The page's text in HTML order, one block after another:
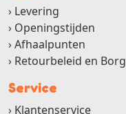
Levering
Openingstijden
Afhaalpunten
Retourbeleid en Borg
Service
Klantenservice